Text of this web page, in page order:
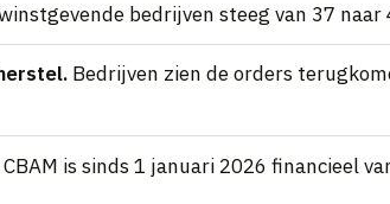
bedrijven steeg van 37 naar
Bedrijven zien de orders
CBAM is sinds 1 januari 2026 financieel